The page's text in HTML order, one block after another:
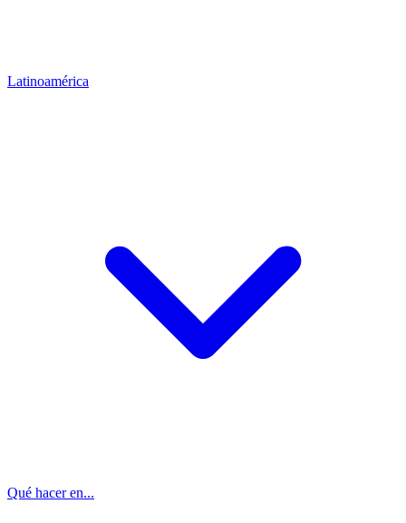
Latinoamérica
Qué hacer en...